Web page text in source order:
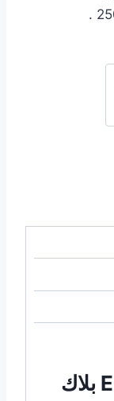
جهاز سلق البيض EG200 بلاك